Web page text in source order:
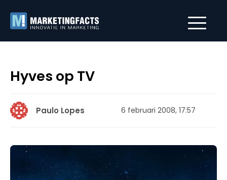
Hyves op TV
Paulo Lopes 6 februari 2008, 17:57